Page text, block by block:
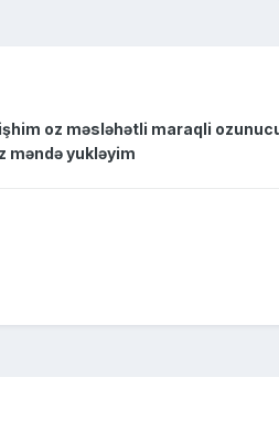
oz məsləhətli maraqli
məndə yukləyim